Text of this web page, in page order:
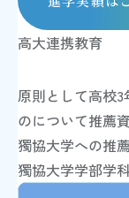
高大連携教育
原則として高校
のについて推薦
獨協大学への推薦
獨協大学学部学